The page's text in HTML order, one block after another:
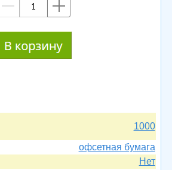
—
1000
офсетная бумага
Нет